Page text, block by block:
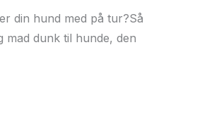
din hund med på tur?Så
mad dunk til hunde, den